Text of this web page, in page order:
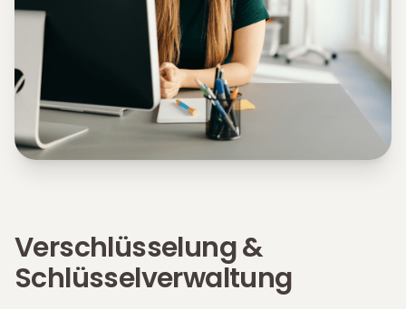
Verschlüsselung &
Schlüsselverwaltung